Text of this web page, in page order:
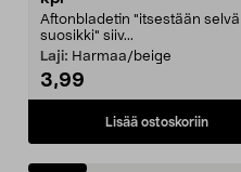
Aftonbladetin "itsestään selvä
suosikki" siiv...
Laji: Harmaa/beige
3,99
Lisää ostoskoriin